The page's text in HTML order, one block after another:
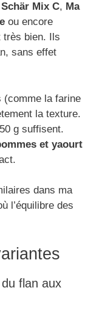
Schär Mix C, Ma
ou encore
très bien. Ils
sans effet
(comme la farine
la texture.
g suffisent.
et yaourt
dans ma
l’équilibre des
flan aux